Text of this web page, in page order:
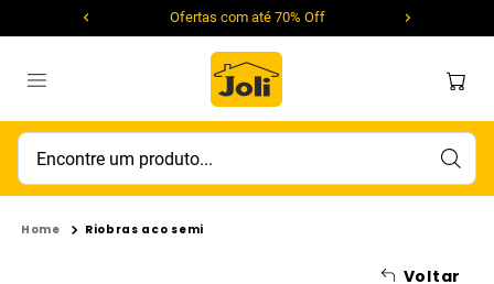
Ofertas com até 70% Off
Encontre um produto...
Voltar
Riobras aco semi